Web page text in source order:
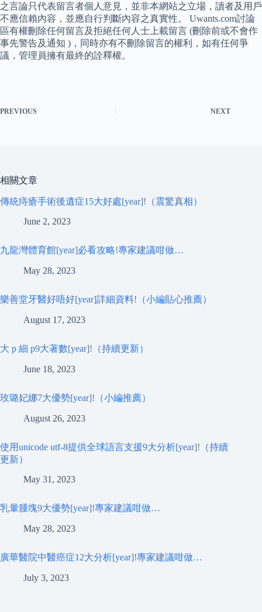
之言論只代表留言者個人意見，並非本網站之立場，讀者及用戶
不應信賴內容，並應自行判斷內容之真實性。 Uwants.com討論
區有權刪除任何留言及拒絕任何人士上載留言 (刪除前或不會作
事先警告及通知 )，同時亦有不刪除留言的權利，如有任何爭
議，管理員擁有最終的詮釋權。
PREVIOUS NEXT
相關文章
傳統痔瘡手術後遺症15大好處[year]!（震驚真相）
June 2, 2023
九龍灣體育館[year]必看攻略!專家建議咁做…
May 28, 2023
樂善堂牙醫好唔好[year]詳細資料!（小編貼心推薦）
August 17, 2023
大 p 細 p9大著數[year]!（持續更新）
June 18, 2023
玫璐妃娜7大優勢[year]!（小編推薦）
August 26, 2023
使用unicode utf-8提供全球語言支援9大分析[year]!（持續
更新）
May 31, 2023
乳暈腫塊9大優勢[year]!專家建議咁做…
May 28, 2023
廣華醫院中醫癌症12大分析[year]!專家建議咁做…
July 3, 2023